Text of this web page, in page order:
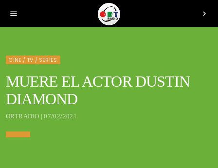
menu chevron_right
CINE / TV / SERIES
MUERE EL ACTOR DUSTIN
DIAMOND
ORTRADIO | 07/02/2021